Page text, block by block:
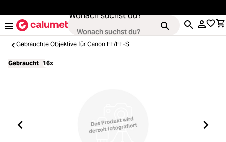
Wonach suchst du?
Loading...
Video & Drohnen
Gebrauchte Objektive für Canon EF/EF-S
Gebraucht 16x